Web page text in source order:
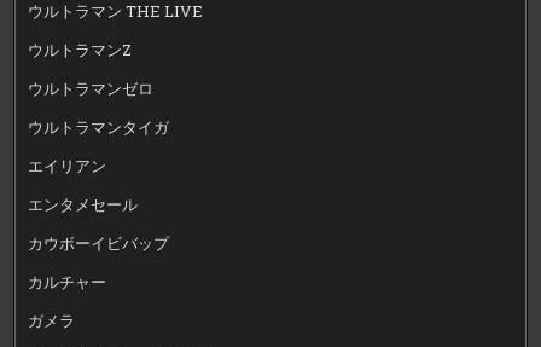
ウルトラマン THE LIVE
ウルトラマンZ
ウルトラマンゼロ
ウルトラマンタイガ
エイリアン
エンタメセール
カウボーイビバップ
カルチャー
ガメラ